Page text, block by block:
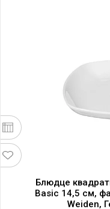
Блюдце
Basic 14,5 см,
Weiden,